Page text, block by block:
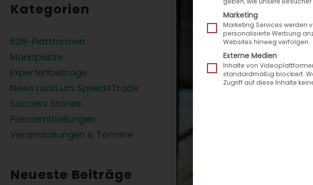
Kategorien
B2B-Plattformen
Marktplätze
Expertenbeiträge
News rund um Speed4Trade
Success Stories
Pressemitteilungen
Veranstaltungen & Termine
Neueste Beiträge
Marketing
Marketing Services werden
personalisierte Werbung
Websites hinweg verfolgen.
Externe Medien
Inhalte von
standardmäßig blockiert.
Zugriff auf diese Inhalte